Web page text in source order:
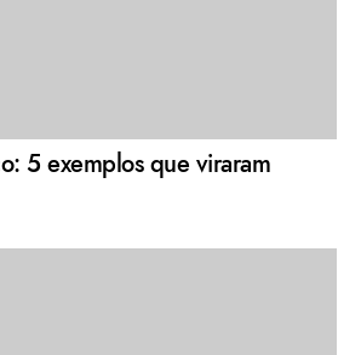
5 exemplos que viraram